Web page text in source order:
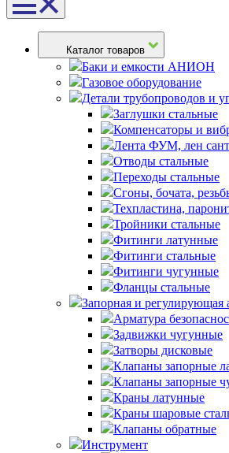
Каталог товаров
Баки и емкости АНИОН
Газовое оборудование
Детали трубопроводов и
Заглушки стальные
Компенсаторы и
Лента ФУМ, лен
Отводы стальные
Переходы стальные
Сгоны, бочата,
Техпластина,
Тройники стальные
Фитинги латунные
Фитинги стальные
Фитинги чугунные
Фланцы стальные
Запорная и регулирующая
Арматура
Задвижки чугунные
Затворы дисковые
Клапаны запорные
Клапаны запорные
Краны латунные
Краны шаровые
Клапаны обратные
Инструмент